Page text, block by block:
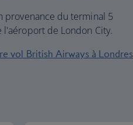
provenance du terminal 5
de London City.
vol British Airways à Londres